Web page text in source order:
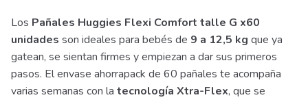
Los Pañales Huggies Flexi Comfort talle G x60
unidades son ideales para bebés de 9 a 12,5 kg que ya
gatean, se sientan firmes y empiezan a dar sus primeros
pasos. El envase ahorrapack de 60 pañales te acompaña
varias semanas con la tecnología Xtra-Flex, que se